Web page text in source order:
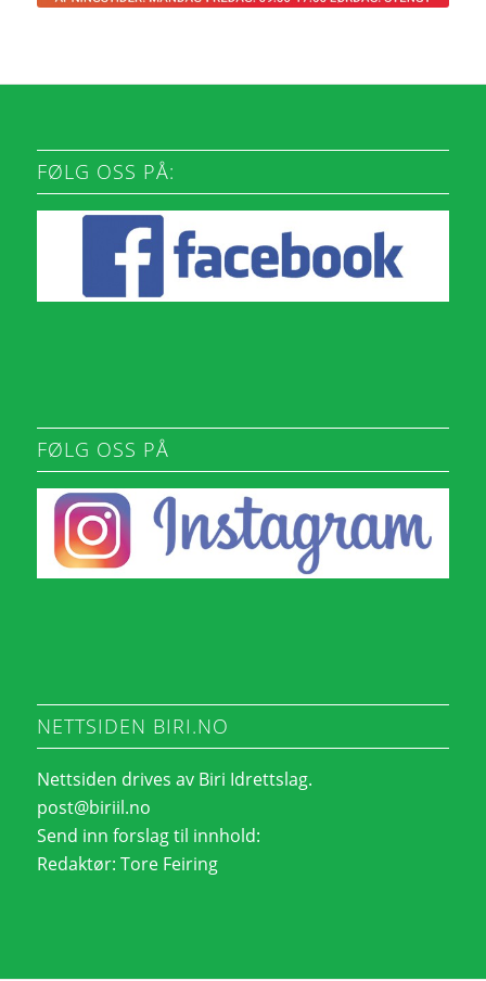
FØLG OSS PÅ:
FØLG OSS PÅ
NETTSIDEN BIRI.NO
Nettsiden drives av Biri Idrettslag.
post@biriil.no
Send inn forslag til innhold:
Redaktør: Tore Feiring